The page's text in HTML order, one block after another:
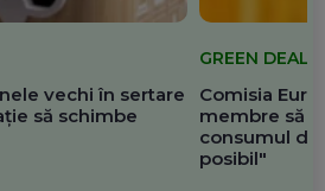
vechi în sertare
să schimbe
GREEN DEAL
Comisia
membre să
consumul de
posibil"